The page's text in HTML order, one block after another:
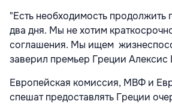
"Есть необходимость
два дня. Мы не хотим
соглашения. Мы ищем
заверил премьер Греции Алексис
Европейская комиссия, МВФ и
спешат предоставлять Греции